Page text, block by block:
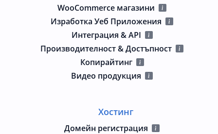
WooCommerce магазини
Изработка Уеб Приложения
Интеграция & API
Производителност & Достъпност
Копирайтинг
Видео продукция
Хостинг
Домейн регистрация